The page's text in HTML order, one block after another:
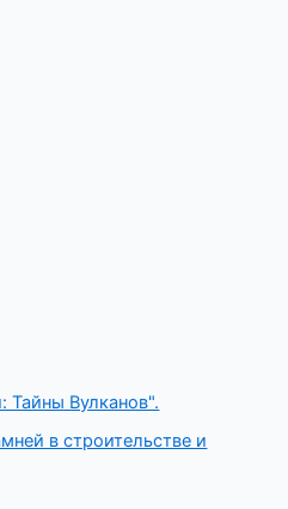
Тайны Вулканов".
в строительстве и